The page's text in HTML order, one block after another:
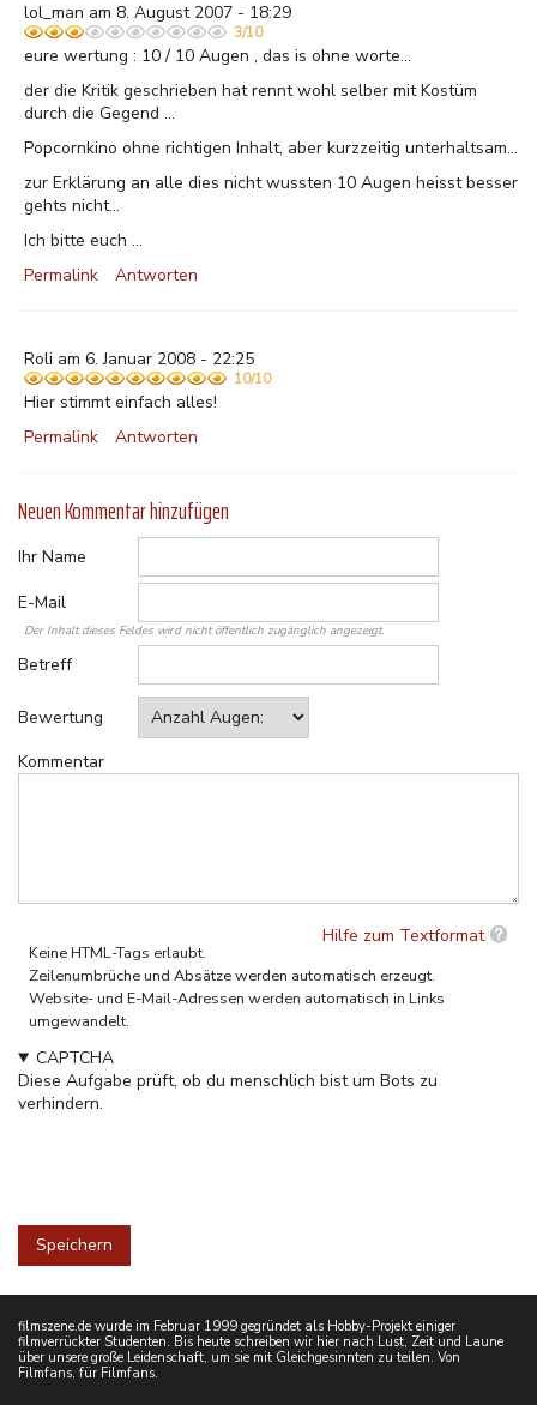
lol_man am 8. August 2007 - 18:29
3/10
eure wertung : 10 / 10 Augen , das is ohne worte...
der die Kritik geschrieben hat rennt wohl selber mit Kostüm
durch die Gegend ...
Popcornkino ohne richtigen Inhalt, aber kurzzeitig unterhaltsam...
zur Erklärung an alle dies nicht wussten 10 Augen heisst besser
gehts nicht...
Ich bitte euch ...
Permalink
Antworten
Roli am 6. Januar 2008 - 22:25
10/10
Hier stimmt einfach alles!
Permalink
Antworten
Neuen Kommentar hinzufügen
Ihr Name
E-Mail
Der Inhalt dieses Feldes wird nicht öffentlich zugänglich angezeigt.
Betreff
Bewertung
Kommentar
Hilfe zum Textformat
Keine HTML-Tags erlaubt.
Zeilenumbrüche und Absätze werden automatisch erzeugt.
Website- und E-Mail-Adressen werden automatisch in Links
umgewandelt.
CAPTCHA
Diese Aufgabe prüft, ob du menschlich bist um Bots zu
verhindern.
filmszene.de wurde im Februar 1999 gegründet als Hobby-Projekt einiger
filmverrückter Studenten. Bis heute schreiben wir hier nach Lust, Zeit und Laune
über unsere große Leidenschaft, um sie mit Gleichgesinnten zu teilen. Von
Filmfans, für Filmfans.